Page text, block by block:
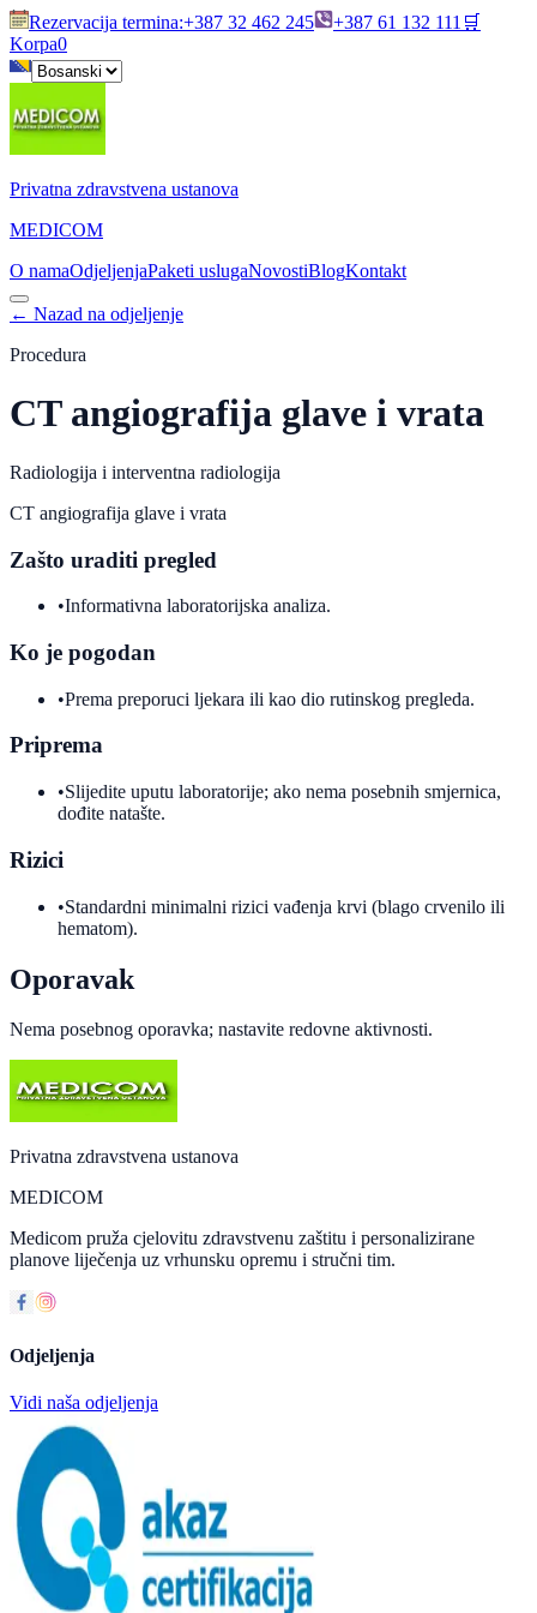
Rezervacija termina:+387 32 462 245 +387 61 132 111 🛒
Korpa0
Privatna zdravstvena ustanova
MEDICOM
O namaOdjeljenjaPaketi uslugaNovostiBlogKontakt
← Nazad na odjeljenje
Procedura
CT angiografija glave i vrata
Radiologija i interventna radiologija
CT angiografija glave i vrata
Zašto uraditi pregled
•Informativna laboratorijska analiza.
Ko je pogodan
•Prema preporuci ljekara ili kao dio rutinskog pregleda.
Priprema
•Slijedite uputu laboratorije; ako nema posebnih smjernica,
dođite natašte.
Rizici
•Standardni minimalni rizici vađenja krvi (blago crvenilo ili
hematom).
Oporavak
Nema posebnog oporavka; nastavite redovne aktivnosti.
Privatna zdravstvena ustanova
MEDICOM
Medicom pruža cjelovitu zdravstvenu zaštitu i personalizirane
planove liječenja uz vrhunsku opremu i stručni tim.
Odjeljenja
Vidi naša odjeljenja